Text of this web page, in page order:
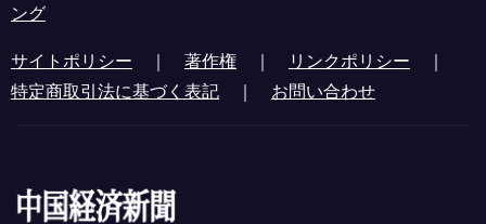
ング
サイトポリシー ｜ 著作権 ｜ リンクポリシー ｜
特定商取引法に基づく表記 ｜ お問い合わせ